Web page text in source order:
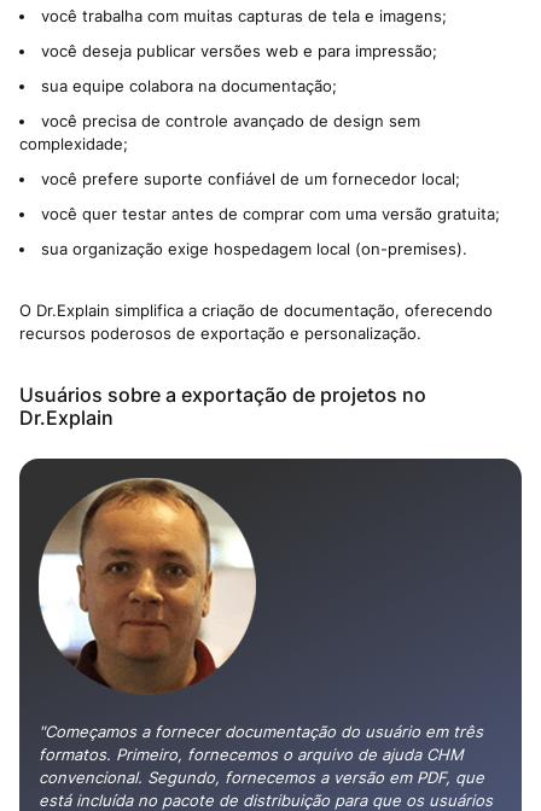
você trabalha com muitas capturas de tela e imagens;
você deseja publicar versões web e para impressão;
sua equipe colabora na documentação;
você precisa de controle avançado de design sem
complexidade;
você prefere suporte confiável de um fornecedor local;
você quer testar antes de comprar com uma versão gratuita;
sua organização exige hospedagem local (on-premises).
O Dr.Explain simplifica a criação de documentação, oferecendo
recursos poderosos de exportação e personalização.
Usuários sobre a exportação de projetos no
Dr.Explain
"Começamos a fornecer documentação do usuário em três
formatos. Primeiro, fornecemos o arquivo de ajuda CHM
convencional. Segundo, fornecemos a versão em PDF, que
está incluída no pacote de distribuição para que os usuários